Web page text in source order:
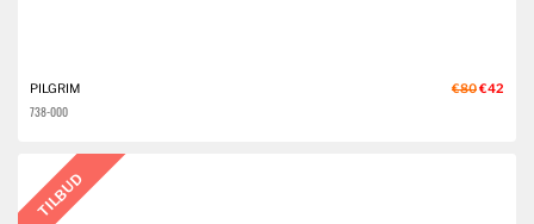
€80€42
PILGRIM
738-000
TILBUD